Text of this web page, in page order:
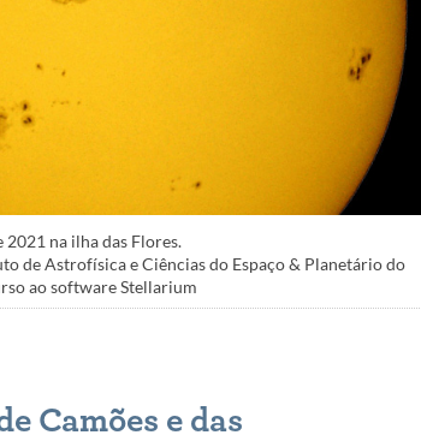
2021 na ilha das Flores.
de Astrofísica e Ciências do Espaço & Planetário do
ao software Stellarium
Camões e das